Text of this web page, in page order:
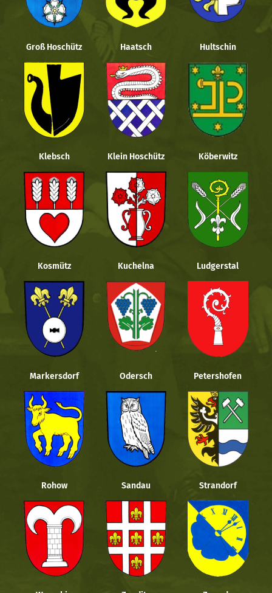
Groß Hoschütz Haatsch Hultschin
Klebsch Klein Hoschütz Köberwitz
Kosmütz Kuchelna Ludgerstal
Markersdorf Odersch Petershofen
Rohow Sandau Strandorf